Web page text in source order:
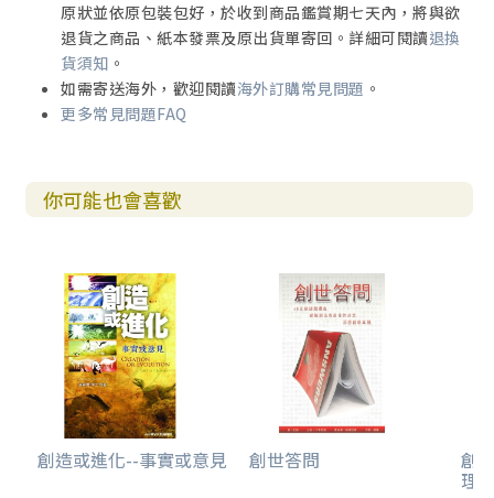
原狀並依原包裝包好，於收到商品鑑賞期七天內，將與欲
退貨之商品、紙本發票及原出貨單寄回。詳細可閱讀退換
貨須知 。
如需寄送海外，歡迎閱讀海外訂購常見問題 。
更多常見問題FAQ
你可能也會喜歡
創造或進化--事實或意見 創世答問 創
理